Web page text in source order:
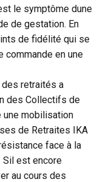
le symptôme dune
de gestation. En
de fidélité qui se
commande en une
retraités a
des Collectifs de
une mobilisation
de Retraites IKA
face à la
Sil est encore
au cours des